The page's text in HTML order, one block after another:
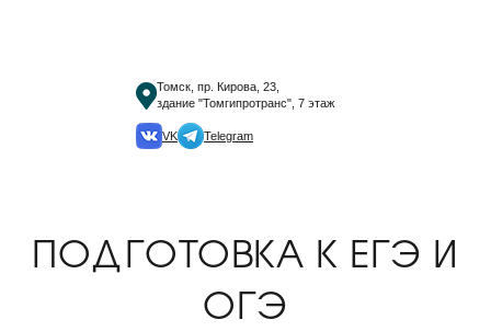
Томск, пр. Кирова, 23,
здание "Томгипротранс", 7 этаж
VK Telegram
ПОДГОТОВКА К ЕГЭ И
ОГЭ